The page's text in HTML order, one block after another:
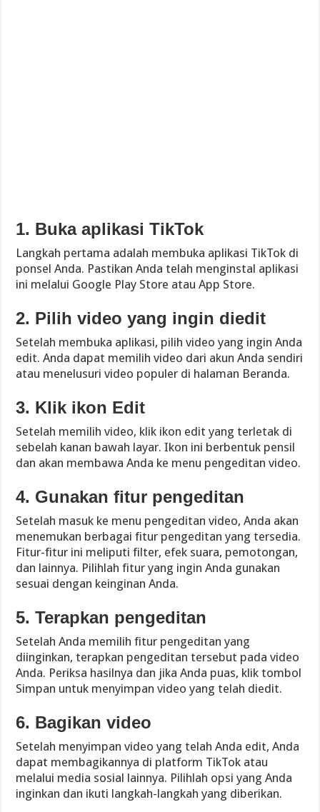
1. Buka aplikasi TikTok
Langkah pertama adalah membuka aplikasi TikTok di
ponsel Anda. Pastikan Anda telah menginstal aplikasi
ini melalui Google Play Store atau App Store.
2. Pilih video yang ingin diedit
Setelah membuka aplikasi, pilih video yang ingin Anda
edit. Anda dapat memilih video dari akun Anda sendiri
atau menelusuri video populer di halaman Beranda.
3. Klik ikon Edit
Setelah memilih video, klik ikon edit yang terletak di
sebelah kanan bawah layar. Ikon ini berbentuk pensil
dan akan membawa Anda ke menu pengeditan video.
4. Gunakan fitur pengeditan
Setelah masuk ke menu pengeditan video, Anda akan
menemukan berbagai fitur pengeditan yang tersedia.
Fitur-fitur ini meliputi filter, efek suara, pemotongan,
dan lainnya. Pilihlah fitur yang ingin Anda gunakan
sesuai dengan keinginan Anda.
5. Terapkan pengeditan
Setelah Anda memilih fitur pengeditan yang
diinginkan, terapkan pengeditan tersebut pada video
Anda. Periksa hasilnya dan jika Anda puas, klik tombol
Simpan untuk menyimpan video yang telah diedit.
6. Bagikan video
Setelah menyimpan video yang telah Anda edit, Anda
dapat membagikannya di platform TikTok atau
melalui media sosial lainnya. Pilihlah opsi yang Anda
inginkan dan ikuti langkah-langkah yang diberikan.